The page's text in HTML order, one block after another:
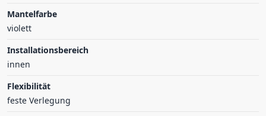
Mantelfarbe
violett
Installationsbereich
innen
Flexibilität
feste Verlegung